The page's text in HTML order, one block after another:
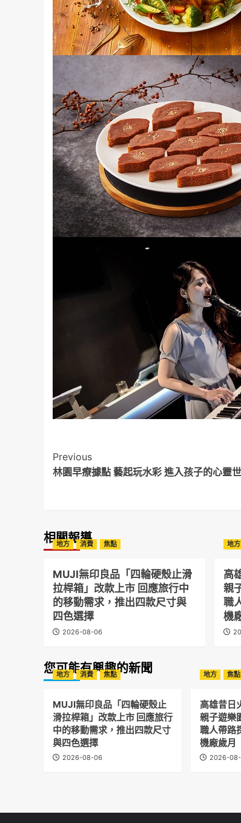
Post
Navigation
Previous
林園早療據點 藝起玩水彩 進入孩子的心靈
相關報導
地方 消費 焦點
MUJI無印良品「四輪硬殼止滑
拉桿箱」改款上市 回應旅行中
的移動需求，推出四款尺寸與
四色選擇
2026-08-06
地方
高
親
職
機
您可能有興趣的新聞
地方 消費 焦點
MUJI無印良品「四輪硬殼止
滑拉桿箱」改款上市 回應旅行
中的移動需求，推出四款尺寸
與四色選擇
2026-08-06
地方 焦點
高雄昔日
親子遊樂
職人帶路
機廠歲月
2026-